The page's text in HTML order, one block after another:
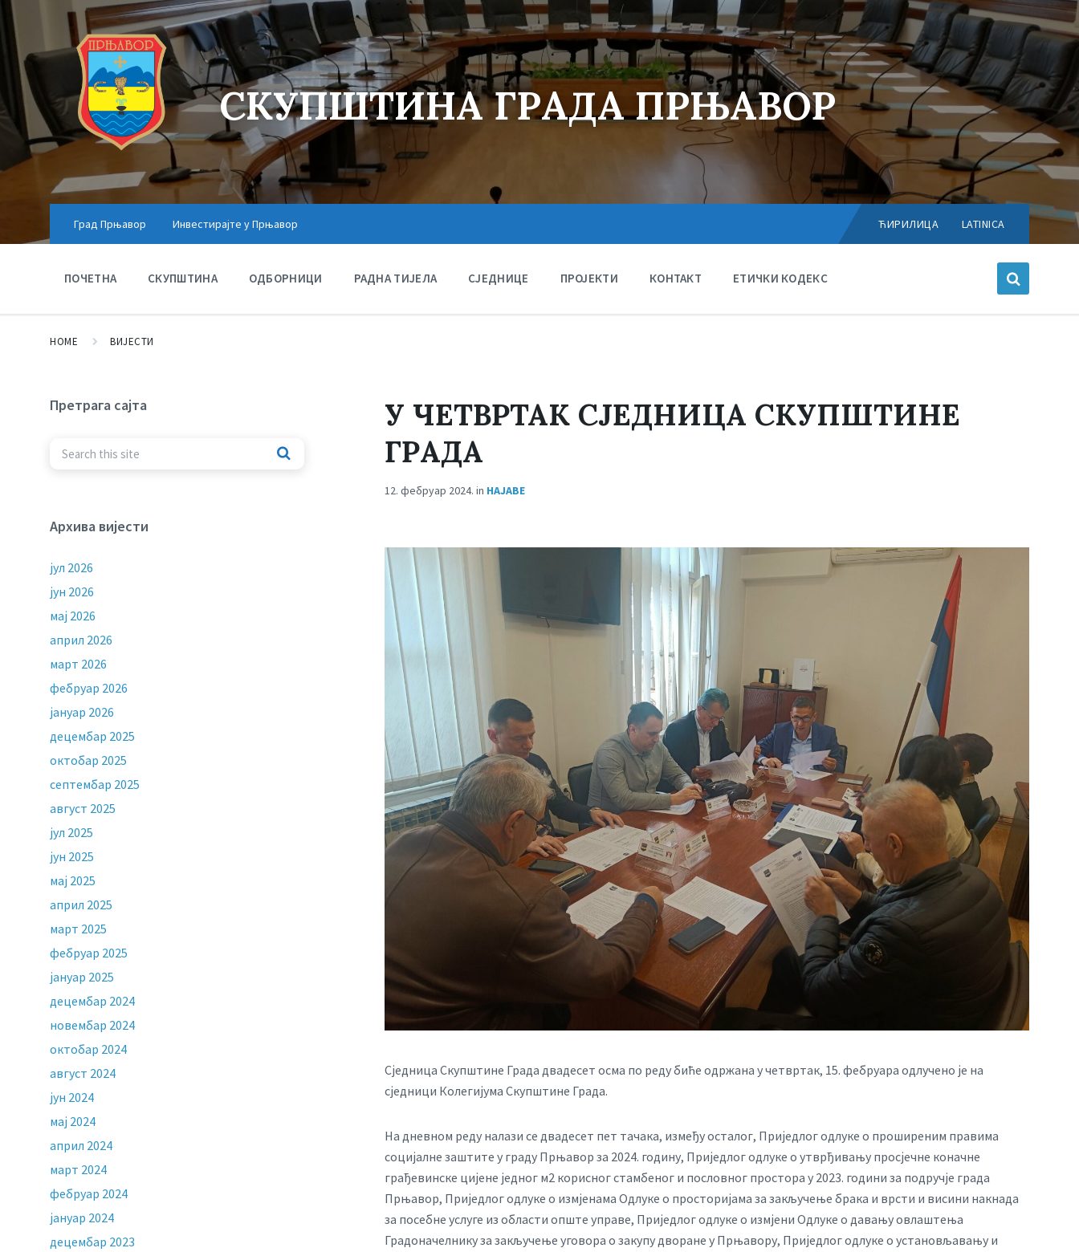
СКУПШТИНА ГРАДА ПРЊАВОР
Град Прњавор Инвестирајте у Прњавор
Choose
language:
ЋИРИЛИЦА LATINICA
ПОЧЕТНА СКУПШТИНА ОДБОРНИЦИ РАДНА ТИЈЕЛА СЈЕДНИЦЕ ПРОЈЕКТИ КОНТАКТ ЕТИЧКИ КОДЕКС
HOME ВИЈЕСТИ
У ЧЕТВРТАК СЈЕДНИЦА СКУПШТИНЕ
ГРАДА
12. фебруар 2024. in НАЈАВЕ
Сједница Скупштине Града двадесет осма по реду биће одржана у четвртак, 15. фебруара одлучено је на
сједници Колегијума Скупштине Града.
На дневном реду налази се двадесет пет тачака, између осталог, Приједлог одлуке о проширеним правима
социјалне заштите у граду Прњавор за 2024. годину, Приједлог одлуке о утврђивању просјечне коначне
грађевинске цијене једног м2 корисног стамбеног и пословног простора у 2023. години за подручје града
Прњавор, Приједлог одлуке о измјенама Одлуке о просторијама за закључење брака и врсти и висини накнада
за посебне услуге из области опште управе, Приједлог одлуке о измјени Одлуке о давању овлаштења
Градоначелнику за закључење уговора о закупу дворане у Прњавору, Приједлог одлуке о установљавању и
Претрага сајта
Архива вијести
јул 2026
јун 2026
мај 2026
април 2026
март 2026
фебруар 2026
јануар 2026
децембар 2025
октобар 2025
септембар 2025
август 2025
јул 2025
јун 2025
мај 2025
април 2025
март 2025
фебруар 2025
јануар 2025
децембар 2024
новембар 2024
октобар 2024
август 2024
јун 2024
мај 2024
април 2024
март 2024
фебруар 2024
јануар 2024
децембар 2023